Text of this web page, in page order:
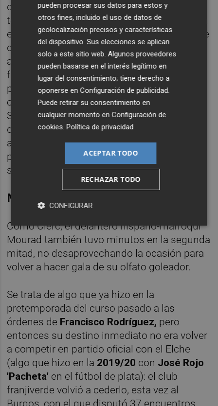
que ir partido a partido. Vamos a pasar por
todo tipo de momentos, pero comenzar bien
es importante", señalaba el zaguero antes de
destacar las más de 8.000 renovaciones de
abonos protagonizadas por los aficionados
franjiverdes (un tercio de los abonados del
pasado curso) tras dos semanas de
campaña: "Nadie dudaba de su respuesta.
Son nuestro patrimonio y nos van a llevar
donde quieran. Tenemos que estar a su
altura para devolverles esa confianza en el
primer partido de la temporada",
sentenciaba.
Mourad y el gol
Como Clerc, el delantero hispano-marroquí
Mourad también tuvo minutos en la segunda
mitad, no desaprovechando la ocasión para
volver a hacer gala de su olfato goleador.
Se trata de algo que ya hizo en la
pretemporada del curso pasado a las
órdenes de Francisco Rodríguez, pero
entonces su destino inmediato no era volver
a competir en partido oficial con el Elche
(algo que hizo en la 2019/20 con José Rojo
'Pacheta' en el fútbol de plata): el club
franjiverde volvió a cederlo, esta vez al
pueden procesar sus datos para estos y
otros fines, incluido el uso de datos de
geolocalización precisos y características
del dispositivo. Sus elecciones se aplican
solo a este sitio web. Algunos proveedores
pueden basarse en el interés legítimo en
lugar del consentimiento; tiene derecho a
oponerse enConfiguración de publicidad
Puede retirar su consentimiento en
cualquier momento enConfiguración de
cookies .Política de privacidad
ACEPTAR TODO
RECHAZAR TODO
CONFIGURAR